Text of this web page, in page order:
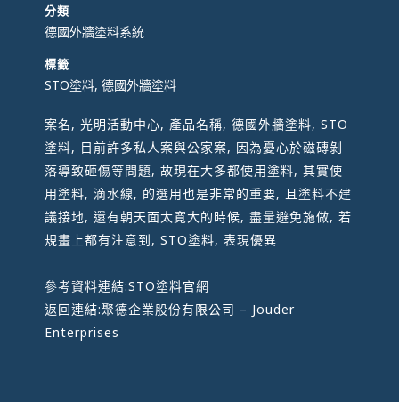
分類
德國外牆塗料系統
標籤
STO塗料, 德國外牆塗料
案名, 光明活動中心, 產品名稱, 德國外牆塗料, STO
塗料, 目前許多私人案與公家案, 因為憂心於磁磚剝
落導致砸傷等問題, 故現在大多都使用塗料, 其實使
用塗料, 滴水線, 的選用也是非常的重要, 且塗料不建
議接地, 還有朝天面太寬大的時候, 盡量避免施做, 若
規畫上都有注意到, STO塗料, 表現優異
參考資料連結:STO塗料官網
返回連結:聚德企業股份有限公司 – Jouder
Enterprises